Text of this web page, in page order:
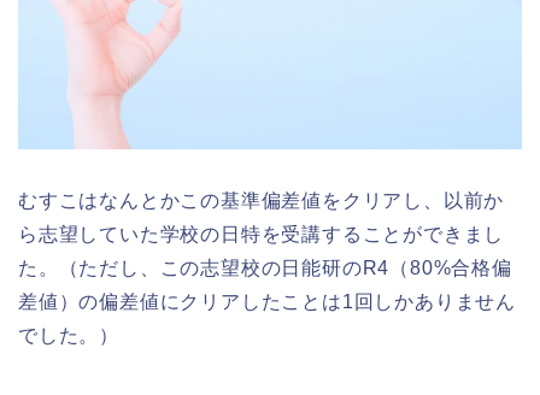
むすこはなんとかこの基準偏差値をクリアし、以前か
ら志望していた学校の日特を受講することができまし
た。（ただし、この志望校の日能研のR4（80%合格偏
差値）の偏差値にクリアしたことは1回しかありません
でした。）